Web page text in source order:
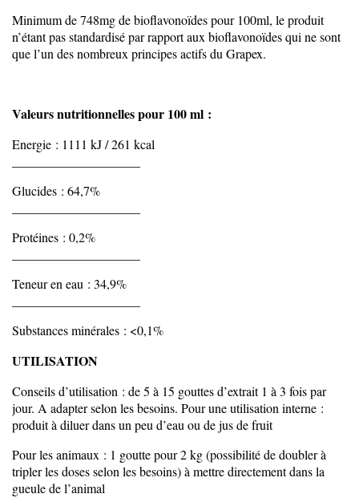
Minimum de 748mg de bioflavonoïdes pour 100ml, le produit
n’étant pas standardisé par rapport aux bioflavonoïdes qui ne sont
que l’un des nombreux principes actifs du Grapex.
Valeurs nutritionnelles pour 100 ml :
Energie : 1111 kJ / 261 kcal
Glucides : 64,7%
Protéines : 0,2%
Teneur en eau : 34,9%
Substances minérales : <0,1%
UTILISATION
Conseils d’utilisation : de 5 à 15 gouttes d’extrait 1 à 3 fois par
jour. A adapter selon les besoins. Pour une utilisation interne :
produit à diluer dans un peu d’eau ou de jus de fruit
Pour les animaux : 1 goutte pour 2 kg (possibilité de doubler à
tripler les doses selon les besoins) à mettre directement dans la
gueule de l’animal